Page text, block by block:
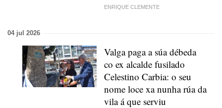
ENRIQUE CLEMENTE
04 jul 2026
Valga paga a súa débeda
co ex alcalde fusilado
Celestino Carbia: o seu
nome loce xa nunha rúa da
vila á que serviu